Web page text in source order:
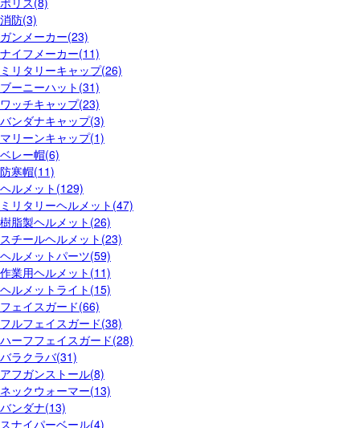
消防(3)
ガンメーカー(23)
ナイフメーカー(11)
ミリタリーキャップ(26)
ブーニーハット(31)
ワッチキャップ(23)
バンダナキャップ(3)
マリーンキャップ(1)
ベレー帽(6)
防寒帽(11)
ヘルメット(129)
ミリタリーヘルメット(47)
樹脂製ヘルメット(26)
スチールヘルメット(23)
ヘルメットパーツ(59)
作業用ヘルメット(11)
ヘルメットライト(15)
フェイスガード(66)
フルフェイスガード(38)
ハーフフェイスガード(28)
バラクラバ(31)
アフガンストール(8)
ネックウォーマー(13)
バンダナ(13)
スナイパーベール(4)